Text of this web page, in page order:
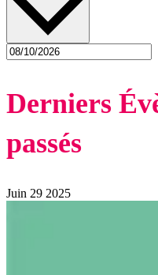
Derniers
passés
Juin 29 2025